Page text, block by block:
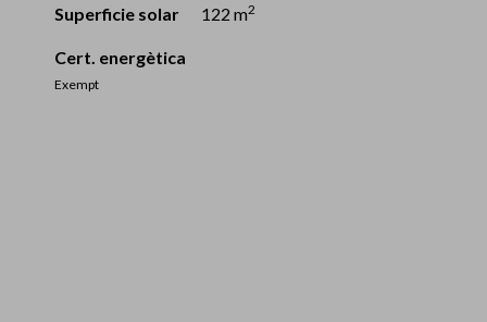
Superficie solar 122 m2
Cert. energètica
Exempt